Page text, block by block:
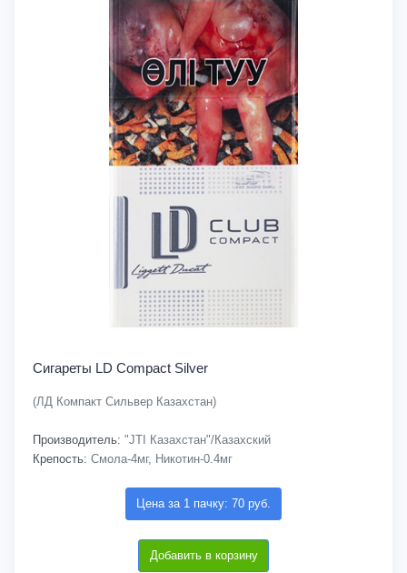
Сигареты LD Compact Silver
(ЛД Компакт Сильвер Казахстан)
Производитель: "JTI Казахстан"/Казахский
Крепость: Смола-4мг, Никотин-0.4мг
Цена за 1 пачку: 70 руб.
Добавить в корзину